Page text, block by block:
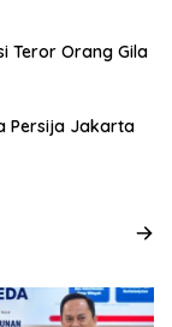
Teror Orang Gila
Persija Jakarta